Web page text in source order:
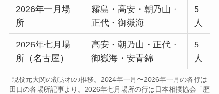
2026年一月場
所
霧島・高安・朝乃山・
正代・御嶽海
5
人
2026年七月場
所（名古屋）
高安・朝乃山・正代・
御嶽海・安青錦
5
人
現役元大関の顔ぶれの推移。2024年一月〜2026年一月の各行は
田口の各場所記事より。2026年七月場所の行は日本相撲協会「歴